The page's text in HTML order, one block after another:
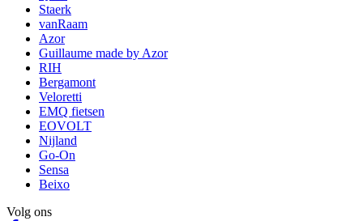
Staerk
vanRaam
Azor
Guillaume made by Azor
RIH
Bergamont
Veloretti
EMQ fietsen
EOVOLT
Nijland
Go-On
Sensa
Beixo
Volg ons